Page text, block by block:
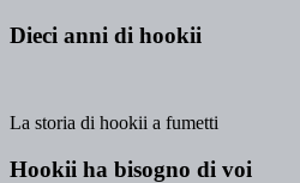
Dieci anni di hookii
La storia di hookii a fumetti
Hookii ha bisogno di voi